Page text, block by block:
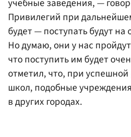
учебные заведения, —
Привилегий при
будет — поступать будут
Но думаю, они у нас
что поступить им будет
отметил, что, при
школ, подобные
в других городах.